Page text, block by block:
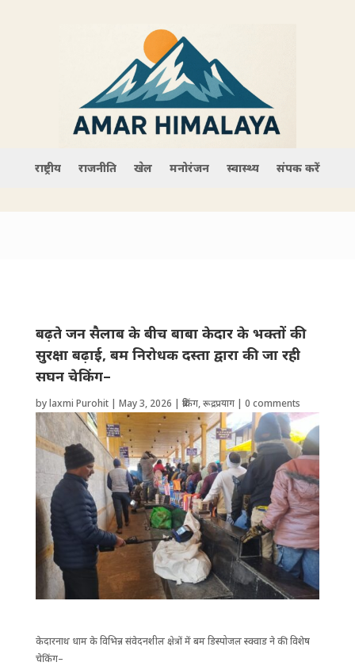
राष्ट्रीय राजनीति खेल मनोरंजन स्वास्थ्य संपर्क करें
बढ़ते जन सैलाब के बीच बाबा केदार के भक्तों की
सुरक्षा बढ़ाई, बम निरोधक दस्ता द्वारा की जा रही
सघन चेकिंग–
bylaxmi Purohit| May 3, 2026 | ब्रेकिंग,रूद्रप्रयाग| 0 comments
केदारनाथ धाम के वि​भिन्न संवेदनशील क्षेत्रों में बम डिस्पोजल स्क्वाड ने की विशेष
चेकिंग–